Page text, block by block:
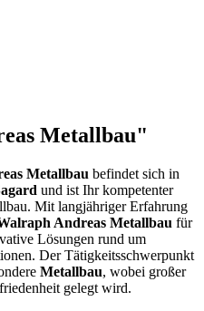
Metallbau"
Metallbau befindet sich in
und ist Ihr kompetenter
Mit langjähriger Erfahrung
Andreas Metallbau für
Lösungen rund um
Der Tätigkeitsschwerpunkt
Metallbau, wobei großer
gelegt wird.